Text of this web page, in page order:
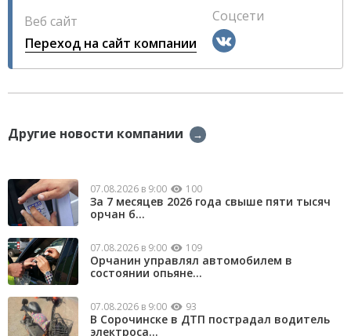
Веб сайт
Переход на сайт компании
Соцсети
Другие новости компании →
07.08.2026 в 9:00 100
За 7 месяцев 2026 года свыше пяти тысяч
орчан б...
07.08.2026 в 9:00 109
Орчанин управлял автомобилем в
состоянии опьяне...
07.08.2026 в 9:00 93
В Сорочинске в ДТП пострадал водитель
электроса...